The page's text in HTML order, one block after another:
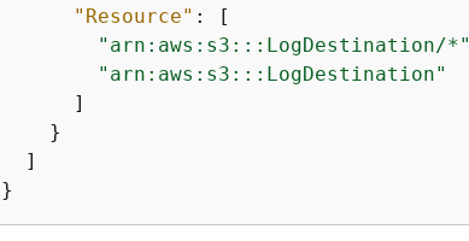
"Resource" : [
"arn:aws:s3:::LogDestination/*"
"arn:aws:s3:::LogDestination"
      ]
    }
  ]
}